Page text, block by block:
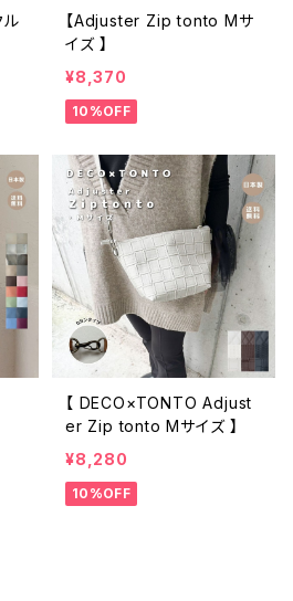
ル
【Adjuster Zip tonto Mサ
イズ 】
¥8,370
10%OFF
【 DECO×TONTO Adjust
er Zip tonto Mサイズ 】
¥8,280
10%OFF